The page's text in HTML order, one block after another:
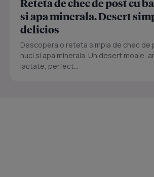
Reteta de chec de post cu
si apa minerala. Desert
delicios
Descopera o reteta simpla de chec de
nuci si apa minerala. Un desert moale,
lactate, perfect...